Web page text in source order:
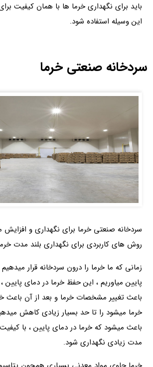
باید برای نگهداری خرما ها با همان کیفیت
این وسیله استفاده شود.
سردخانه صنعتی خرما
سردخانه صنعتی خرما برای نگهداری و افزایش
روش های کاربردی برای نگهداری بلند مدت
زمانی که ما خرما را درون سردخانه قرار
پایین میاوریم ، این حفظ خرما در دمای پایین
باعث تغییر مشخصات خرما و بعد از آن باعث
خرما میشود را تا حد بسیار زیادی کاهش
باعث میشود که خرما در دمای پایین ، با کیفیت
مدت زیادی نگهداری شود.